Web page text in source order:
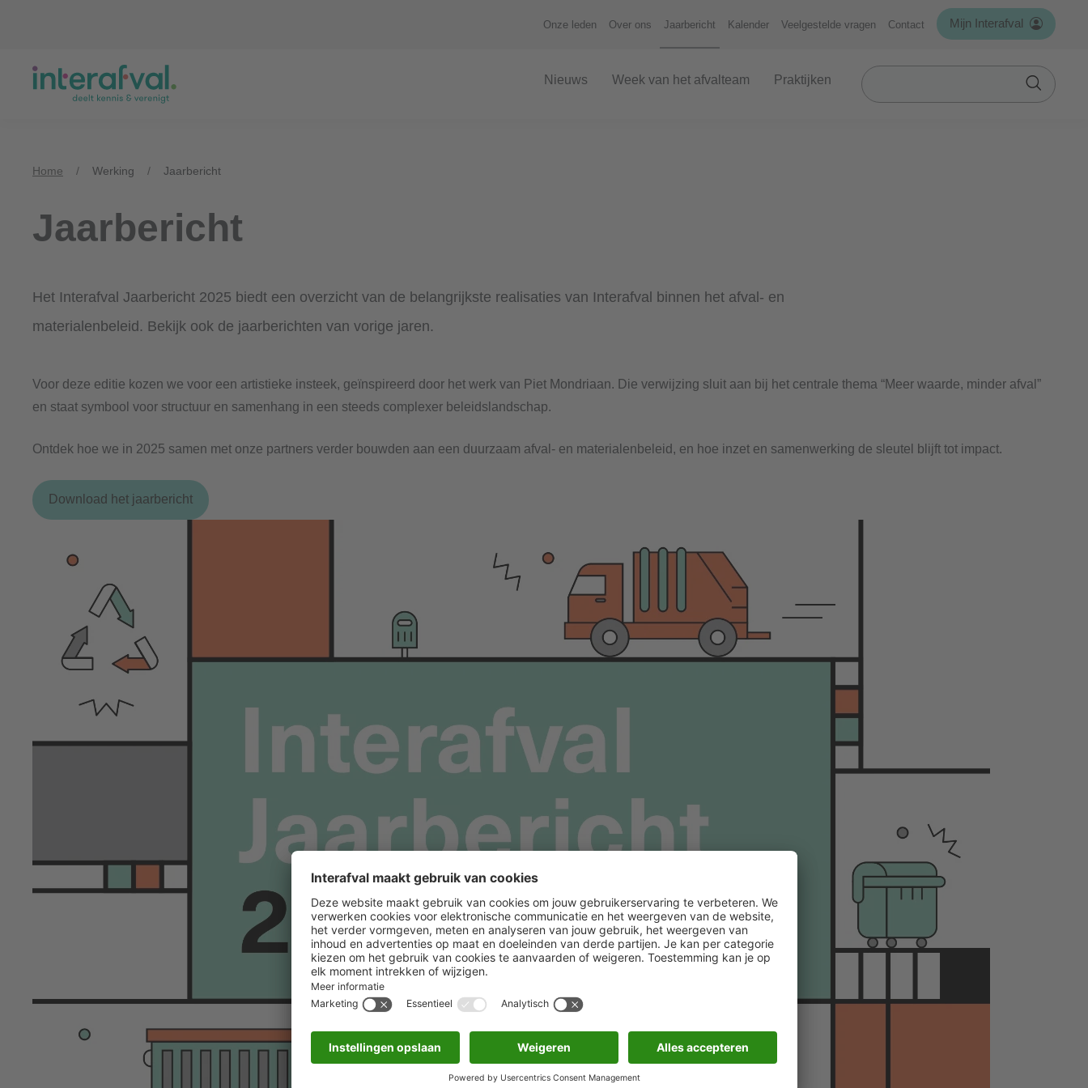
Onze leden Over ons Jaarbericht Kalender Veelgestelde vragen Contact Mijn Interafval
Nieuws Week van het afvalteam Praktijken
Zoek
in
Home / Werking / Jaarbericht
Jaarbericht
Het Interafval Jaarbericht 2025 biedt een overzicht van de belangrijkste realisaties van Interafval binnen het afval- en
materialenbeleid. Bekijk ook de jaarberichten van vorige jaren.
Voor deze editie kozen we voor een artistieke insteek, geïnspireerd door het werk van Piet Mondriaan. Die verwijzing sluit aan bij het centrale thema “Meer waarde, minder afval”
en staat symbool voor structuur en samenhang in een steeds complexer beleidslandschap.
Ontdek hoe we in 2025 samen met onze partners verder bouwden aan een duurzaam afval- en materialenbeleid, en hoe inzet en samenwerking de sleutel blijft tot impact.
Download het jaarbericht